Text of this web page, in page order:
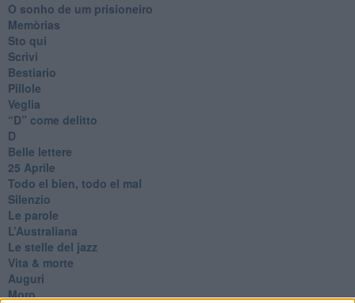
O sonho de um prisioneiro
Memòrias
Sto qui
Scrivi
Bestiario
Pillole
Veglia
​“D” come delitto
D
Belle lettere
25 Aprile
Todo el bien, todo el mal
Silenzio
Le parole
​L’Australiana
Le stelle del jazz
Vita & morte
Auguri
Moro